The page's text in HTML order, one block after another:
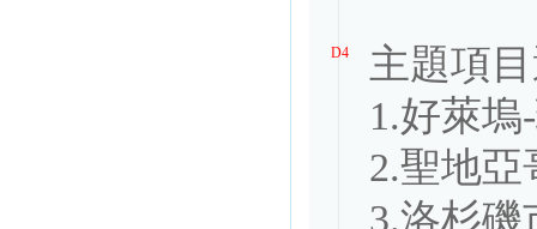
D4
1.好萊塢
2.聖地亞
3.洛杉磯